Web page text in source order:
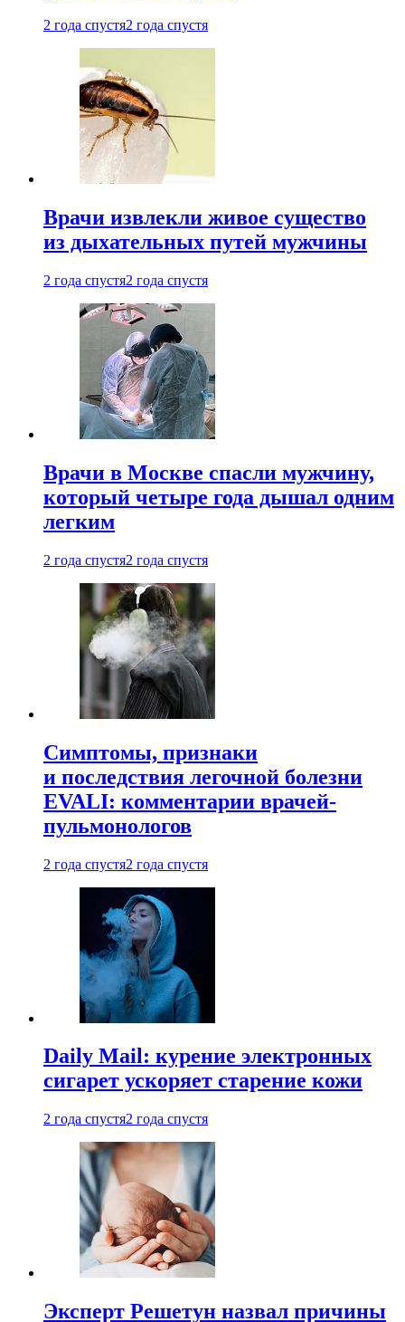
2 года спустя2 года спустя
Врачи извлекли живое существо
из дыхательных путей мужчины
2 года спустя2 года спустя
Врачи в Москве спасли мужчину,
который четыре года дышал одним
легким
2 года спустя2 года спустя
Симптомы, признаки
и последствия легочной болезни
EVALI: комментарии врачей-
пульмонологов
2 года спустя2 года спустя
Daily Mail: курение электронных
сигарет ускоряет старение кожи
2 года спустя2 года спустя
Эксперт Решетун назвал причины